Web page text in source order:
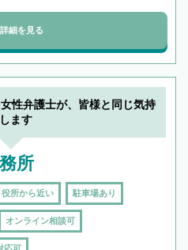
詳細を見る
性弁護士が、皆様と同じ気持
ます
所
役所から近い 駐車場あり
オンライン相談可
応可